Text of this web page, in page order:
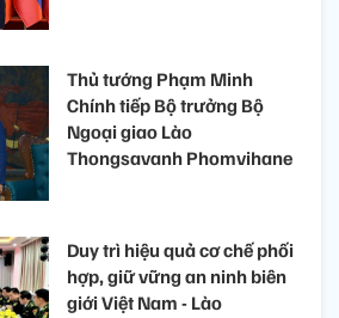
Thủ tướng Phạm Minh
Chính tiếp Bộ trưởng Bộ
Ngoại giao Lào
Thongsavanh Phomvihane
Duy trì hiệu quả cơ chế phối
hợp, giữ vững an ninh biên
giới Việt Nam - Lào